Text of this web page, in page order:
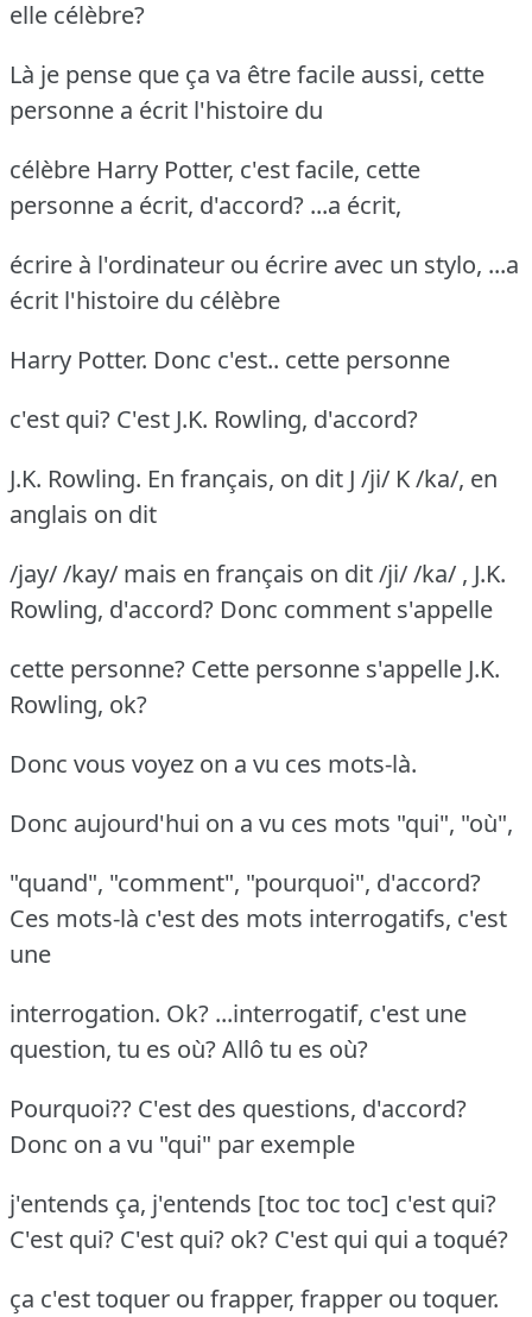
elle célèbre?
Là je pense que ça va être facile aussi, cette
personne a écrit l'histoire du
célèbre Harry Potter, c'est facile, cette
personne a écrit, d'accord? ...a écrit,
écrire à l'ordinateur ou écrire avec un stylo, ...a
écrit l'histoire du célèbre
Harry Potter. Donc c'est.. cette personne
c'est qui? C'est J.K. Rowling, d'accord?
J.K. Rowling. En français, on dit J /ji/ K /ka/, en
anglais on dit
/jay/ /kay/ mais en français on dit /ji/ /ka/ , J.K.
Rowling, d'accord? Donc comment s'appelle
cette personne? Cette personne s'appelle J.K.
Rowling, ok?
Donc vous voyez on a vu ces mots-là.
Donc aujourd'hui on a vu ces mots "qui", "où",
"quand", "comment", "pourquoi", d'accord?
Ces mots-là c'est des mots interrogatifs, c'est
une
interrogation. Ok? ...interrogatif, c'est une
question, tu es où? Allô tu es où?
Pourquoi?? C'est des questions, d'accord?
Donc on a vu "qui" par exemple
j'entends ça, j'entends [toc toc toc] c'est qui?
C'est qui? C'est qui? ok? C'est qui qui a toqué?
ça c'est toquer ou frapper, frapper ou toquer.